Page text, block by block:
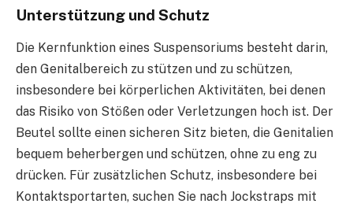
Unterstützung und Schutz
Die Kernfunktion eines Suspensoriums besteht darin,
den Genitalbereich zu stützen und zu schützen,
insbesondere bei körperlichen Aktivitäten, bei denen
das Risiko von Stößen oder Verletzungen hoch ist. Der
Beutel sollte einen sicheren Sitz bieten, die Genitalien
bequem beherbergen und schützen, ohne zu eng zu
drücken. Für zusätzlichen Schutz, insbesondere bei
Kontaktsportarten, suchen Sie nach Jockstraps mit